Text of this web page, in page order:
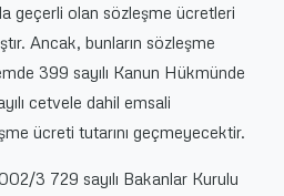
geçerli olan sözleşme ücretleri
Ancak, bunların sözleşme
399 sayılı Kanun Hükmünde
cetvele dahil emsali
ücreti tutarını geçmeyecektir.
3 729 sayılı Bakanlar Kurulu